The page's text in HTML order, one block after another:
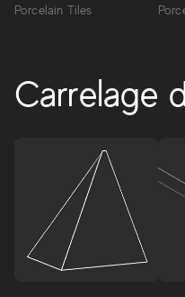
Porcelain Tiles
Carrelage
Marvel Shine